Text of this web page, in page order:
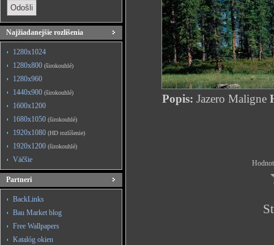
Najžiadanejšie rozlíšenia
1280x1024
1280x800 (širokouhlé)
1280x960
1440x900 (širokouhlé)
1600x1200
1680x1050 (širokouhlé)
1920x1080 (HD rozlíšenie)
1920x1200 (širokouhlé)
Väčšie
Partneri
BackLinks
Bau Market blog
Free Wallpapers
Katalóg okien
Popis: Jazero Maligne